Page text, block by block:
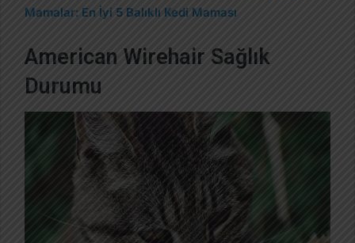
Mamalar: En İyi 5 Balıklı Kedi Maması
American Wirehair Sağlık
Durumu